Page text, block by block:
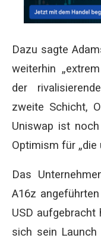
Dazu sagte
weiterhin
der
zweite Schicht,
Uniswap ist
Optimism für „die
Das
A16z
USD
sich sein Launch